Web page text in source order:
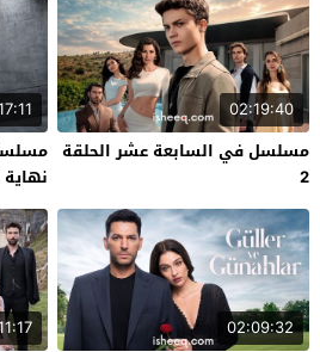
02:19:40
مسلسل في السابعة عشر الحلقة
2
02:09:32